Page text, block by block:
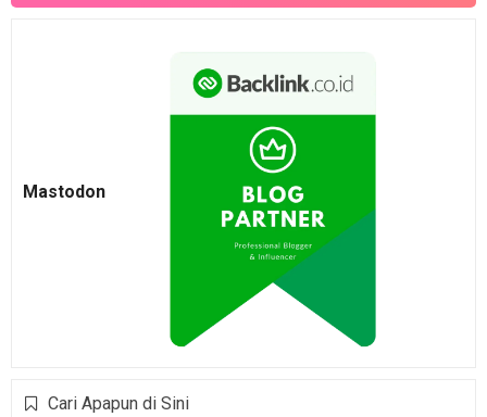
Mastodon
Cari Apapun di Sini